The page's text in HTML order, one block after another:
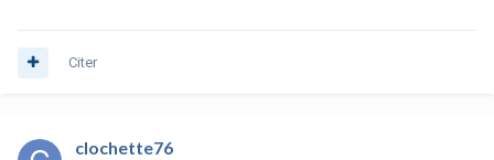
Citer
clochette76